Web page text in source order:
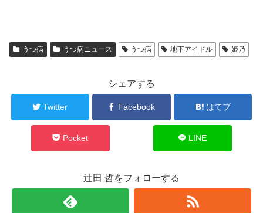
うつ病 うつ病ニュース うつ病 地下アイドル 姫乃
シェアする
Twitter Facebook はてブ
Pocket LINE
辻田 哲をフォローする